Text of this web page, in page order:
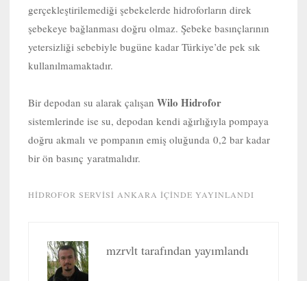
gerçekleştirilemediği şebekelerde hidroforların direk
şebekeye bağlanması doğru olmaz. Şebeke basınçlarının
yetersizliği sebebiyle bugüne kadar Türkiye’de pek sık
kullanılmamaktadır.
Bir depodan su alarak çalışan Wilo Hidrofor
sistemlerinde ise su, depodan kendi ağırlığıyla pompaya
doğru akmalı ve pompanın emiş oluğunda 0,2 bar kadar
bir ön basınç yaratmalıdır.
HIDROFOR SERVISI ANKARA IÇINDE YAYINLANDI
mzrvlt tarafından yayımlandı